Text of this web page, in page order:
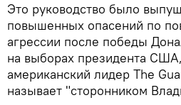
Это руководство было
повышенных опасений по
агрессии после победы
на выборах президента
американский лидер The
называет "сторонником